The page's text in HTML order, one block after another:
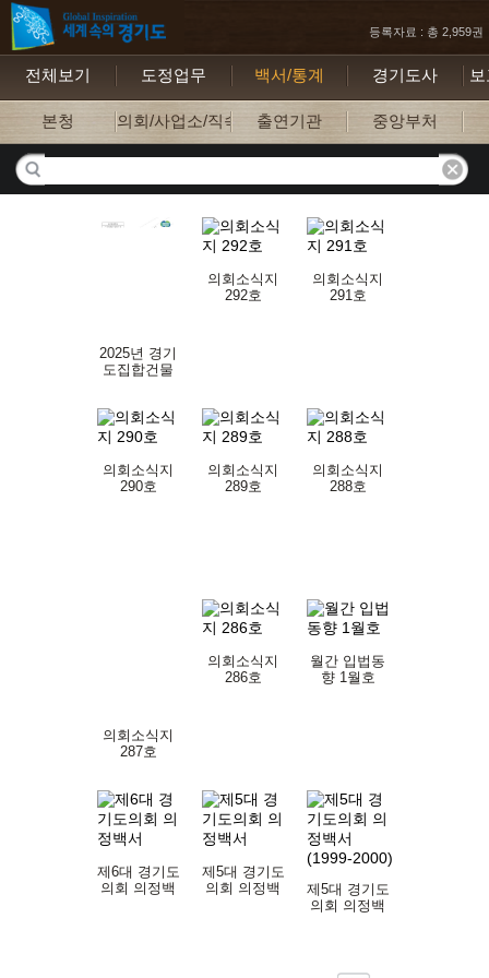
등록자료 : 총 2,959권
전체보기 도정업무 백서/통계 경기도사
본청 의회/사업소/직속기관출연기관 중앙부처
2025년 경기
도집합건물
의회소식지
292호
의회소식지
291호
의회소식지
290호
의회소식지
289호
의회소식지
288호
의회소식지
287호
의회소식지
286호
월간 입법동
향 1월호
제6대 경기도
의회 의정백
제5대 경기도
의회 의정백
제5대 경기도
의회 의정백